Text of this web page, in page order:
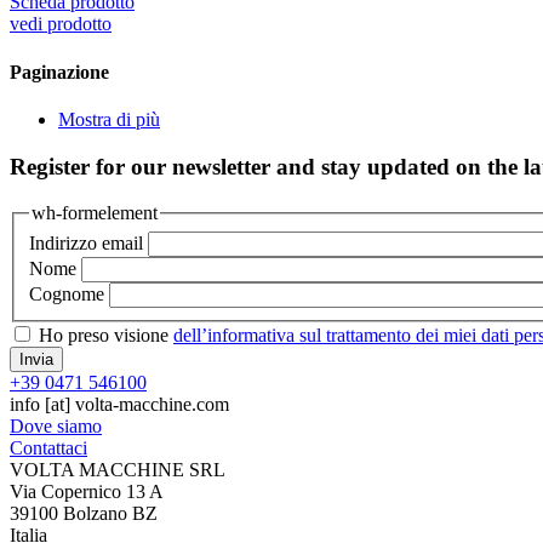
vedi prodotto
Paginazione
Mostra di più
Register for our newsletter and stay updated on the
wh-formelement
Indirizzo email
Nome
Cognome
Ho preso visione dell’informativa sul trattamento dei miei dati
+39 0471 546100
info [at] volta-macchine.com
Dove siamo
Contattaci
VOLTA MACCHINE SRL
Via Copernico 13 A
39100 Bolzano BZ
Italia